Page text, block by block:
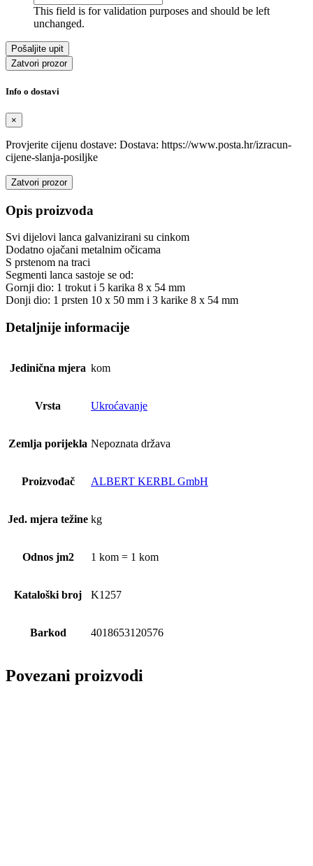
This field is for validation purposes and should be left
unchanged.
Zatvori prozor
Info o dostavi
×
Provjerite cijenu dostave: Dostava: https://www.posta.hr/izracun-
cijene-slanja-posiljke
Zatvori prozor
Opis proizvoda
Svi dijelovi lanca galvanizirani su cinkom
Dodatno ojačani metalnim očicama
S prstenom na traci
Segmenti lanca sastoje se od:
Gornji dio: 1 trokut i 5 karika 8 x 54 mm
Donji dio: 1 prsten 10 x 50 mm i 3 karike 8 x 54 mm
Detaljnije informacije
Jedinična mjera kom
Vrsta Ukroćavanje
Zemlja porijekla Nepoznata država
Proizvođač ALBERT KERBL GmbH
Jed. mjera težine kg
Odnos jm2 1 kom = 1 kom
Kataloški broj K1257
Barkod 4018653120576
Povezani proizvodi